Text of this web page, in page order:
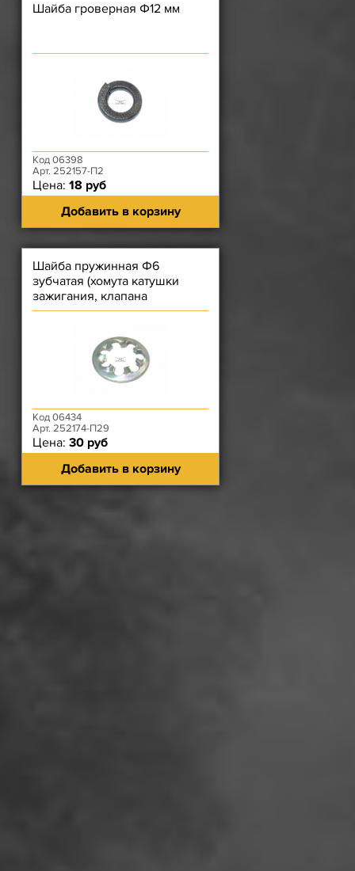
Шайба гроверная Ф12 мм
Код 06398
Арт. 252157-П2
Цена: 18 руб
Добавить в корзину
Шайба пружинная Ф6
зубчатая (хомута катушки
зажигания, клапана
карбюратора, коммутатора,
омывателя, облицовки
радиатора 452)
Код 06434
Арт. 252174-П29
Цена: 30 руб
Добавить в корзину